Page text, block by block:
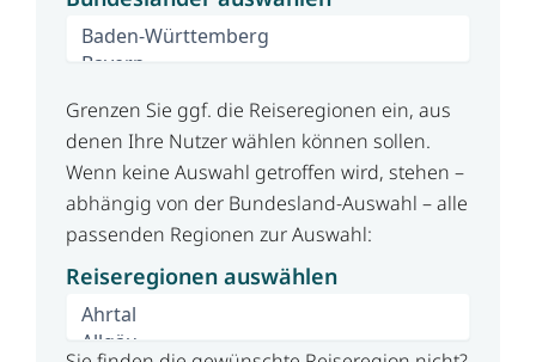
Grenzen Sie ggf. die Reiseregionen ein, aus
denen Ihre Nutzer wählen können sollen.
Wenn keine Auswahl getroffen wird, stehen –
abhängig von der Bundesland-Auswahl – alle
passenden Regionen zur Auswahl:
Reiseregionen auswählen